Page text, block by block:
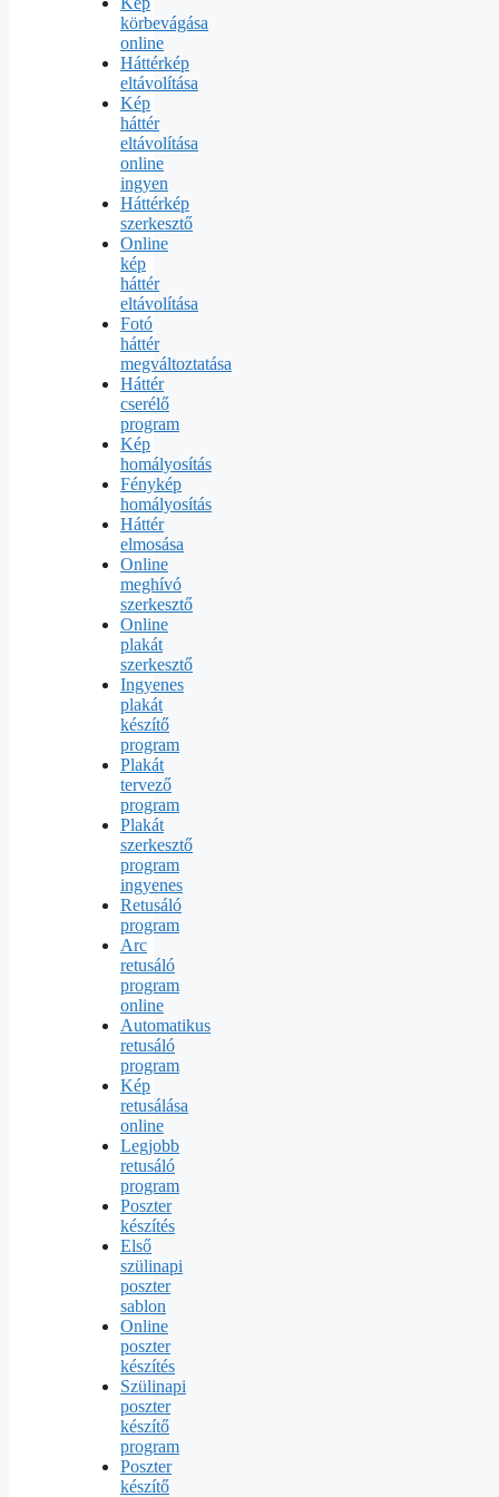
körbevágása
online
Háttérkép
eltávolítása
Kép
háttér
eltávolítása
online
ingyen
Háttérkép
szerkesztő
Online
kép
háttér
eltávolítása
Fotó
háttér
megváltoztatása
Háttér
cserélő
program
Kép
homályosítás
Fénykép
homályosítás
Háttér
elmosása
Online
meghívó
szerkesztő
Online
plakát
szerkesztő
Ingyenes
plakát
készítő
program
Plakát
tervező
program
Plakát
szerkesztő
program
ingyenes
Retusáló
program
Arc
retusáló
program
online
Automatikus
retusáló
program
Kép
retusálása
online
Legjobb
retusáló
program
Poszter
készítés
Első
szülinapi
poszter
sablon
Online
poszter
készítés
Szülinapi
poszter
készítő
program
Poszter
készítő